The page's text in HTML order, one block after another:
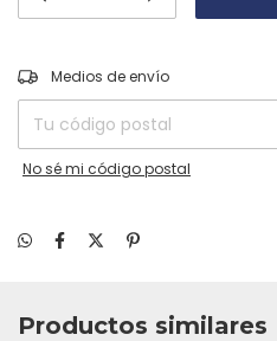
Entregas para el CP:
Medios de envío
No sé mi código postal
Productos similares